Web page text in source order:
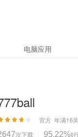
电脑应用
官方 年满16
次下载 95.22%好